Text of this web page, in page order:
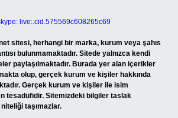
live:.cid.575569c608265c69
sitesi, herhangi bir marka, kurum veya şahıs
bulunmamaktadır. Sitede yalnızca kendi
paylaşılmaktadır. Burada yer alan içerikler
olup, gerçek kurum ve kişiler hakkında
Gerçek kurum ve kişiler ile isim
tesadüfidir. Sitemizdeki bilgiler taslak
taşımazlar.